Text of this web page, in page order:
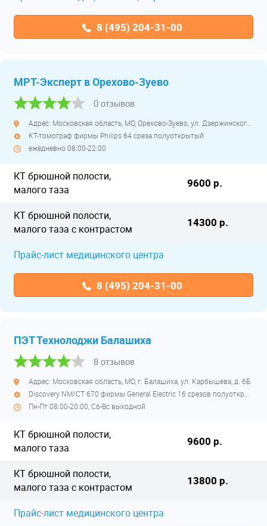
8 (495) 204-31-00
МРТ-Эксперт в Орехово-Зуево
0 отзывов
КТ-томограф фирмы Philips 64 среза полуоткрытый
ежедневно 08:00-22:00
КТ брюшной полости,
малого таза
9600 р.
КТ брюшной полости,
малого таза с контрастом
14300 р.
Прайс-лист медицинского центра
8 (495) 204-31-00
ПЭТ Технолоджи Балашиха
8 отзывов
Адрес: Московская область, МО, г. Балашиха, ул. Карбышева, д. 6Б
Пн-Пт 08:00-20:00, Сб-Вс выходной
КТ брюшной полости,
малого таза
9600 р.
КТ брюшной полости,
малого таза с контрастом
13800 р.
Прайс-лист медицинского центра